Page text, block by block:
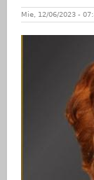
Mie, 12/06/2023 -